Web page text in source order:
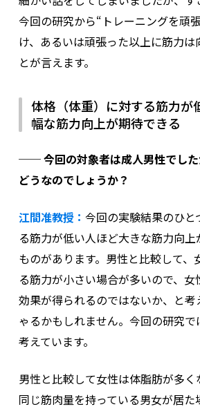
今回の研究から“トレーニングを頑
け、あるいは頑張った以上に筋力は
とが言えます。
体格（体重）に対する筋力が
幅な筋力向上が期待できる
── 今回の対象者は成人男性でした
どうなのでしょうか？
江間准教授： 今回の実験結果のひと
る筋力が低い人ほど大きな筋力向上
ものがあります。男性と比較して、
る筋力が小さい場合が多いので、
効果が得られるのではないか、と考
ゃるかもしれません。今回の研究
考えています。
男性と比較して女性は体脂肪が多く
同じ筋肉量を持っている男女が居